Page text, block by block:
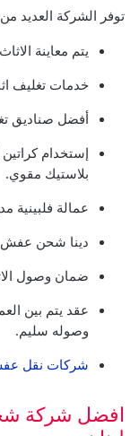
توفر الشركة العديد من
يتم معاينة
خدمات تغليف
أفضل صناديق
إستخدام
بلاستيك مقوي.
عمالة فلبينية
دينا شحن عفش
ضمان وصول
عقد يتم بين
وصوله سليم.
شركات نقل
افضل شركة